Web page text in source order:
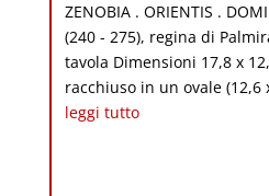
ZENOBIA . ORIENTIS .
(240 - 275), regina di
tavola Dimensioni 17,8 x
racchiuso in un ovale (12,6
leggi tutto